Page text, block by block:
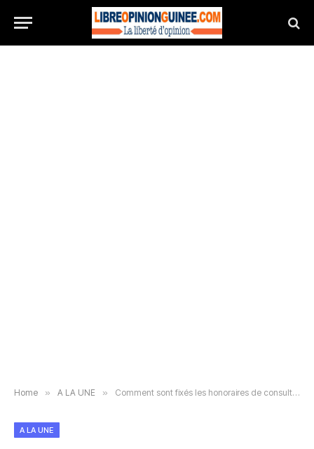
Home » A LA UNE » Comment sont fixés les honoraires de consultation et de plaidoirie en Guinée selon Me Mohamed Traoré
A LA UNE